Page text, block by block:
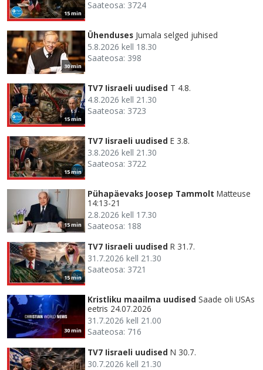
15 min
Saateosa: 3724
30 min
Ühenduses Jumala selged juhised
5.8.2026 kell 18.30
Saateosa: 398
15 min
TV7 Iisraeli uudised T 4.8.
4.8.2026 kell 21.30
Saateosa: 3723
15 min
TV7 Iisraeli uudised E 3.8.
3.8.2026 kell 21.30
Saateosa: 3722
15 min
Pühapäevaks Joosep Tammolt Matteuse
14:13-21
2.8.2026 kell 17.30
Saateosa: 188
15 min
TV7 Iisraeli uudised R 31.7.
31.7.2026 kell 21.30
Saateosa: 3721
30 min
Kristliku maailma uudised Saade oli USAs
eetris 24.07.2026
31.7.2026 kell 21.00
Saateosa: 716
TV7 Iisraeli uudised N 30.7.
30.7.2026 kell 21.30